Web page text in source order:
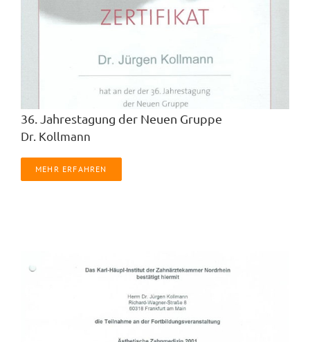
36. Jahrestagung der Neuen Gruppe
Dr. Kollmann
MEHR ERFAHREN